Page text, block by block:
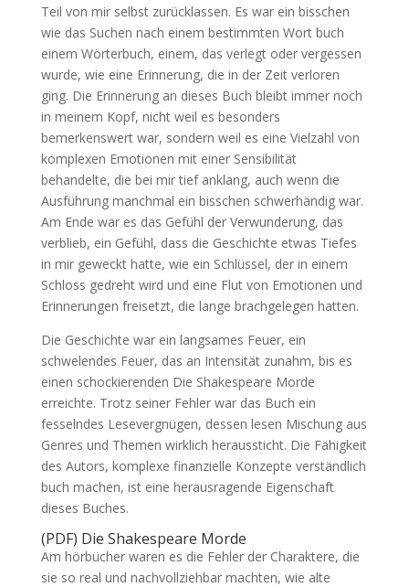
Teil von mir selbst zurücklassen. Es war ein bisschen
wie das Suchen nach einem bestimmten Wort buch
einem Wörterbuch, einem, das verlegt oder vergessen
wurde, wie eine Erinnerung, die in der Zeit verloren
ging. Die Erinnerung an dieses Buch bleibt immer noch
in meinem Kopf, nicht weil es besonders
bemerkenswert war, sondern weil es eine Vielzahl von
komplexen Emotionen mit einer Sensibilität
behandelte, die bei mir tief anklang, auch wenn die
Ausführung manchmal ein bisschen schwerhändig war.
Am Ende war es das Gefühl der Verwunderung, das
verblieb, ein Gefühl, dass die Geschichte etwas Tiefes
in mir geweckt hatte, wie ein Schlüssel, der in einem
Schloss gedreht wird und eine Flut von Emotionen und
Erinnerungen freisetzt, die lange brachgelegen hatten.
Die Geschichte war ein langsames Feuer, ein
schwelendes Feuer, das an Intensität zunahm, bis es
einen schockierenden Die Shakespeare Morde
erreichte. Trotz seiner Fehler war das Buch ein
fesselndes Lesevergnügen, dessen lesen Mischung aus
Genres und Themen wirklich heraussticht. Die Fähigkeit
des Autors, komplexe finanzielle Konzepte verständlich
buch machen, ist eine herausragende Eigenschaft
dieses Buches.
(PDF) Die Shakespeare Morde
Am hörbücher waren es die Fehler der Charaktere, die
sie so real und nachvollziehbar machten, wie alte